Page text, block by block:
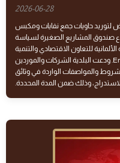
2026-06-28
لتوريد حاويات جمع نفايات ومكبس
المشاريع الصغيرة لسياسة
الألمانية للتعاون الاقتصادي والتنمية
(BMZ) من خلال مؤسسة Engagement Global. ودعت البلدية الشركات والموردين
والمواصفات الواردة في وثائق
وذلك ضمن المدة المحددة.